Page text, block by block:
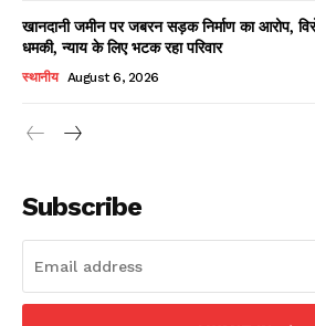
खानदानी जमीन पर जबरन सड़क निर्माण का आरोप,
धमकी, न्याय के लिए भटक रहा परिवार
स्थानीय August 6, 2026
Subscribe